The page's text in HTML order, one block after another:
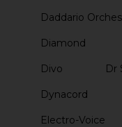
Daddario
Diamond
Divo Dr
Dynacord
Electro-Voice